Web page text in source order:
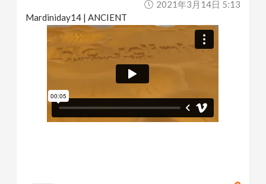
2021年3月14日 5:13
Mardiniday14 | ANCIENT